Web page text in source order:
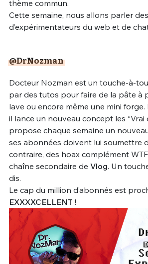
thème commun.
Cette semaine, nous allons parler
d’expérimentateurs du web et de
@DrNozman
Docteur Nozman est un touche-à-
par des tutos pour faire de la pâte à
lave ou encore même une mini
il lance un nouveau concept les “Vrai
propose chaque semaine un
ses abonnées doivent lui soumettre
contraire, des hoax complément
chaîne secondaire de Vlog. Un
dis.
Le cap du million d’abonnés est
EXXXXCELLENT !